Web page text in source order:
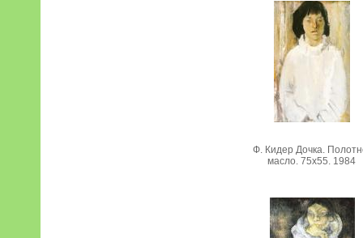
Ф. Кидер Дочка.
масло. 75х55. 1984